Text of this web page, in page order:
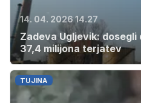
14. 04. 2026 14.27
Zadeva Ugljevik:
37,4 milijona terjatev
TUJINA